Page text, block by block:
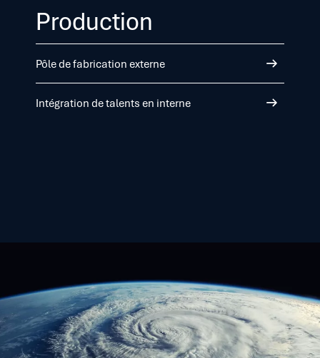
Production
Pôle de fabrication externe
Intégration de talents en interne
Nous